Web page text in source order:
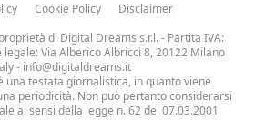
Cookie Policy
Disclaimer
di Digital Dreams s.r.l.- Partita IVA:
legale: Via Alberico Albricci 8, 20122 Milano
- info@digitaldreams.it
una testata giornalistica, in quanto viene
periodicità. Non può pertanto considerarsi
ai sensi della legge n. 62 del 07.03.2001